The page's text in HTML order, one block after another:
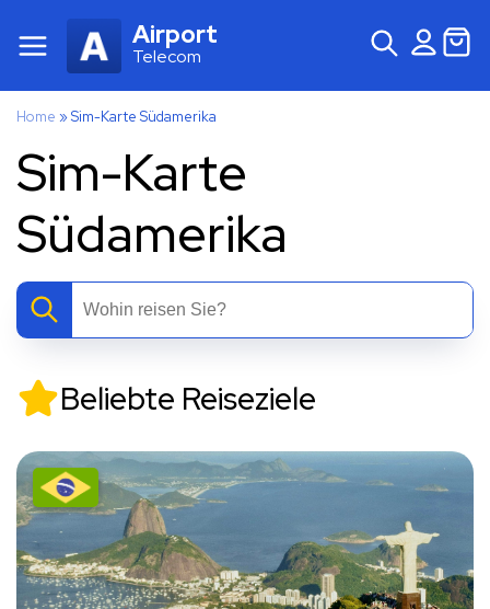
Airport
Telecom
Home »Sim-Karte Südamerika
Sim-Karte
Südamerika
Beliebte Reiseziele